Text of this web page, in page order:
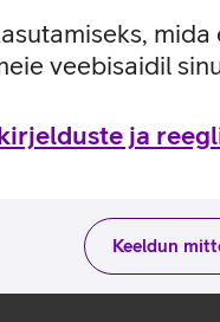
veebisaidil
ja
Keeldun
1200, 1600 dpi.
tootja kodulehel